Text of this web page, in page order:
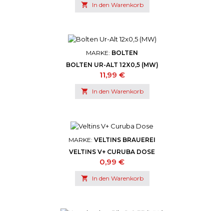
 In den Warenkorb
MARKE: BOLTEN
BOLTEN UR-ALT 12X0,5 (MW)
Preis
11,99 €
 In den Warenkorb
MARKE: VELTINS BRAUEREI
VELTINS V+ CURUBA DOSE
Preis
0,99 €
 In den Warenkorb